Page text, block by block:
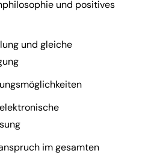
und positives
und gleiche
im gesamten